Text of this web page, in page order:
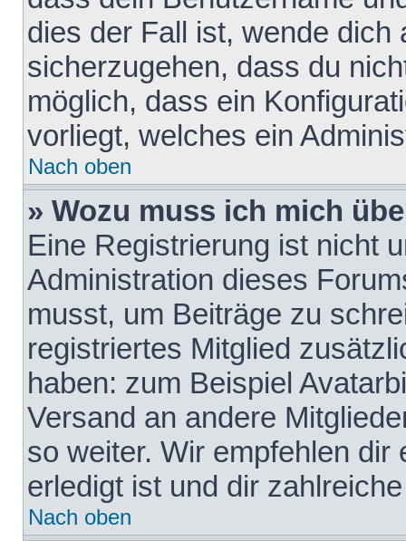
dies der Fall ist, wende dich
sicherzugehen, dass du
möglich, dass ein
vorliegt, welches ein
Nach oben
» Wozu muss ich mich
Eine Registrierung ist nicht
Administration dieses
musst, um Beiträge zu
registriertes Mitglied
haben: zum Beispiel
Versand an andere
so weiter. Wir empfehlen
erledigt ist und dir
Nach oben